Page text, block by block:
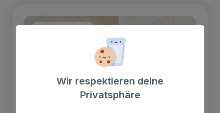
Wir respektieren deine
Privatsphäre